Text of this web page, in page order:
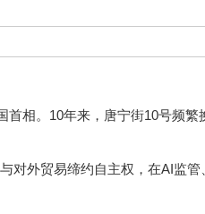
相。10年来，唐宁街10号频繁
对外贸易缔约自主权，在AI监管